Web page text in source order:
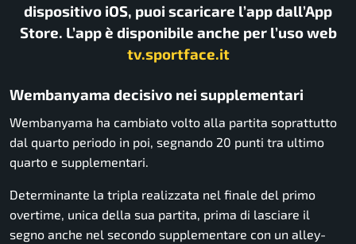
dispositivo iOS, puoi scaricare l’app dall’App
Store. L’app è disponibile anche per l’uso web
tv.sportface.it
Wembanyama decisivo nei supplementari
Wembanyama ha cambiato volto alla partita soprattutto
dal quarto periodo in poi, segnando 20 punti tra ultimo
quarto e supplementari.
Determinante la tripla realizzata nel finale del primo
overtime, unica della sua partita, prima di lasciare il
segno anche nel secondo supplementare con un alley-